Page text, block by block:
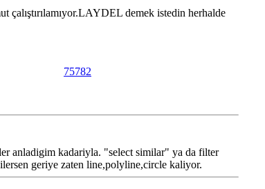
çalıştırılamıyor.LAYDEL demek istedin herhalde
75782
anladigim kadariyla. "select similar" ya da filter
geriye zaten line,polyline,circle kaliyor.